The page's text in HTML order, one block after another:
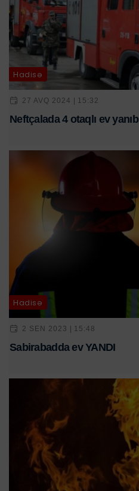
Hadisə
27 AVQ 2024 | 15:32
Neftçalada 4 otaqlı ev yanıb
Hadisə
2 SEN 2023 | 15:48
Sabirabadda ev YANDI